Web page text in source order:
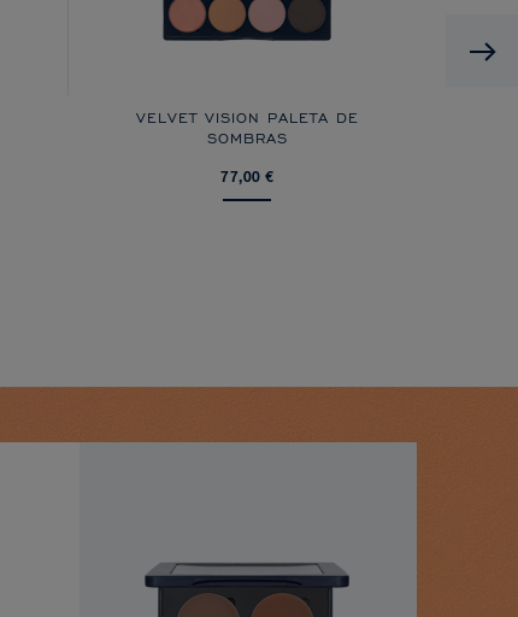
VELVET VISION PALETA DE
SOMBRAS
77,00 €